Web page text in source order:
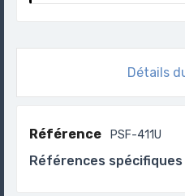
Détails
Référence PSF-411U
Références spécifiques